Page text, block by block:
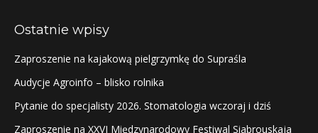
Ostatnie wpisy
Zaproszenie na kajakową pielgrzymkę do Supraśla
Audycje Agroinfo – blisko rolnika
Pytanie do specjalisty 2026. Stomatologia wczoraj i dziś
Zaproszenie na XXVI Międzynarodowy Festiwal Siabrouskaja